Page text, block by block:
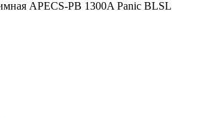
APECS-PB 1300A Panic BLSL